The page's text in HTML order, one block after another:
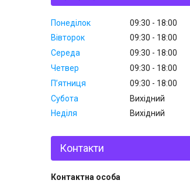
Понеділок 09:30
18:00
Вівторок
09:30
18:00
Середа
09:30
18:00
Четвер
09:30
18:00
Пʼятниця
09:30
18:00
Субота
Вихідний
Неділя
Вихідний
Контакти